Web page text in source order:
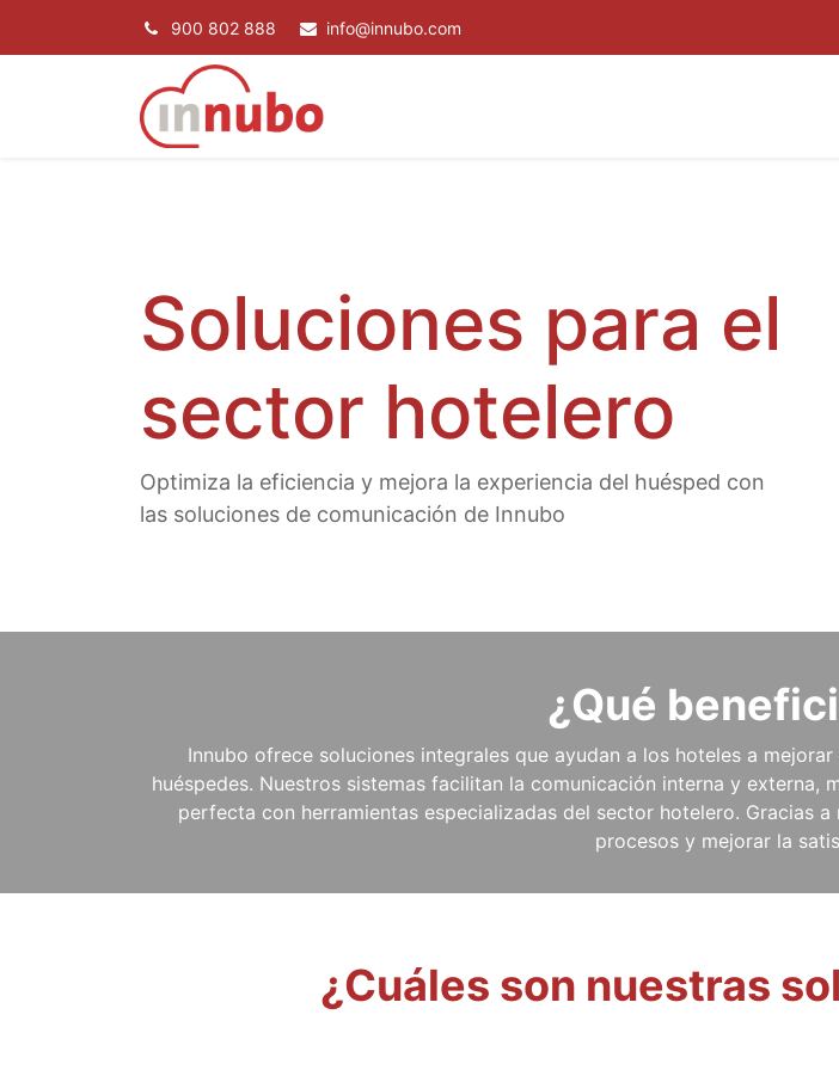
900 802 888 info@innubo.com
Soluciones para el
sector hotelero
Optimiza la eficiencia y mejora la experiencia del huésped con
las soluciones de comunicación de Innubo
¿Qué
Innubo ofrece soluciones integrales que ayudan a los hoteles a
huéspedes. Nuestros sistemas facilitan la comunicación interna y
perfecta con herramientas especializadas del sector hotelero. Gracias
procesos y mejorar la
¿Cuáles son nuestras